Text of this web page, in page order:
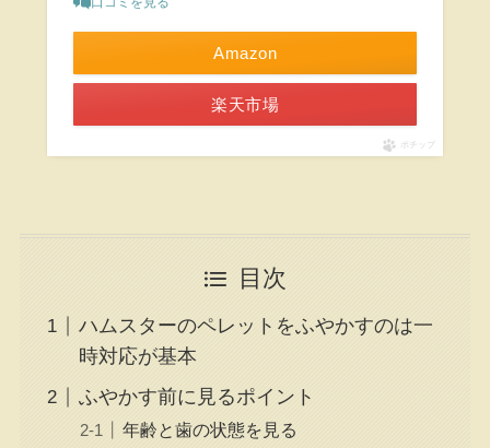
Amazon
楽天市場
ポチップ
目次
ハムスターのペレットをふやかすのは一
時対応が基本
ふやかす前に見るポイント
年齢と歯の状態を見る